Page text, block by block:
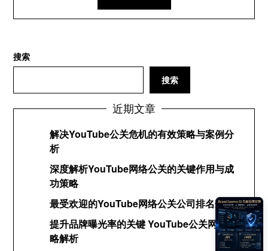
搜索
搜索
近期文章
解决YouTube公关危机的有效策略与案例分
析
深度解析YouTube网络公关的关键作用与成
功策略
最受欢迎的YouTube网络公关公司排名分析
提升品牌曝光率的关键 YouTube公关网络策
略解析